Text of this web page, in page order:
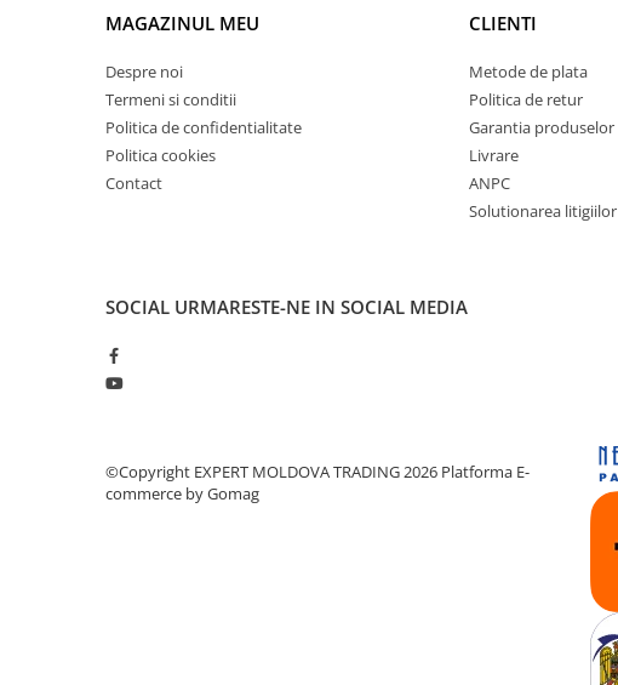
Instrumente de decupare
Instrumente de frezat
Instrumente de găurit
Tarozi si filiere
Accesorii utilaje
Accesorii pentru masini de slefuit
Accesorii pentru masini de taiat
Accesorii pentru strunguri
MAGAZINUL MEU
Despre noi
Termeni si conditii
Politica de confidentialitate
Politica cookies
Contact
CLIENTI
Metode de plata
Politica de retur
Garantia produselor
Livrare
ANPC
Solutionarea litigiilor
SOCIAL URMARESTE-NE IN SOCIAL MEDIA
©Copyright EXPERT MOLDOVA TRADING 2026 Platforma E-
commerce by Gomag